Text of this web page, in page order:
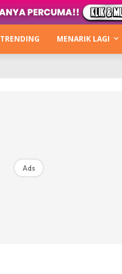
TRENDING MENARIK LAGI
Ads